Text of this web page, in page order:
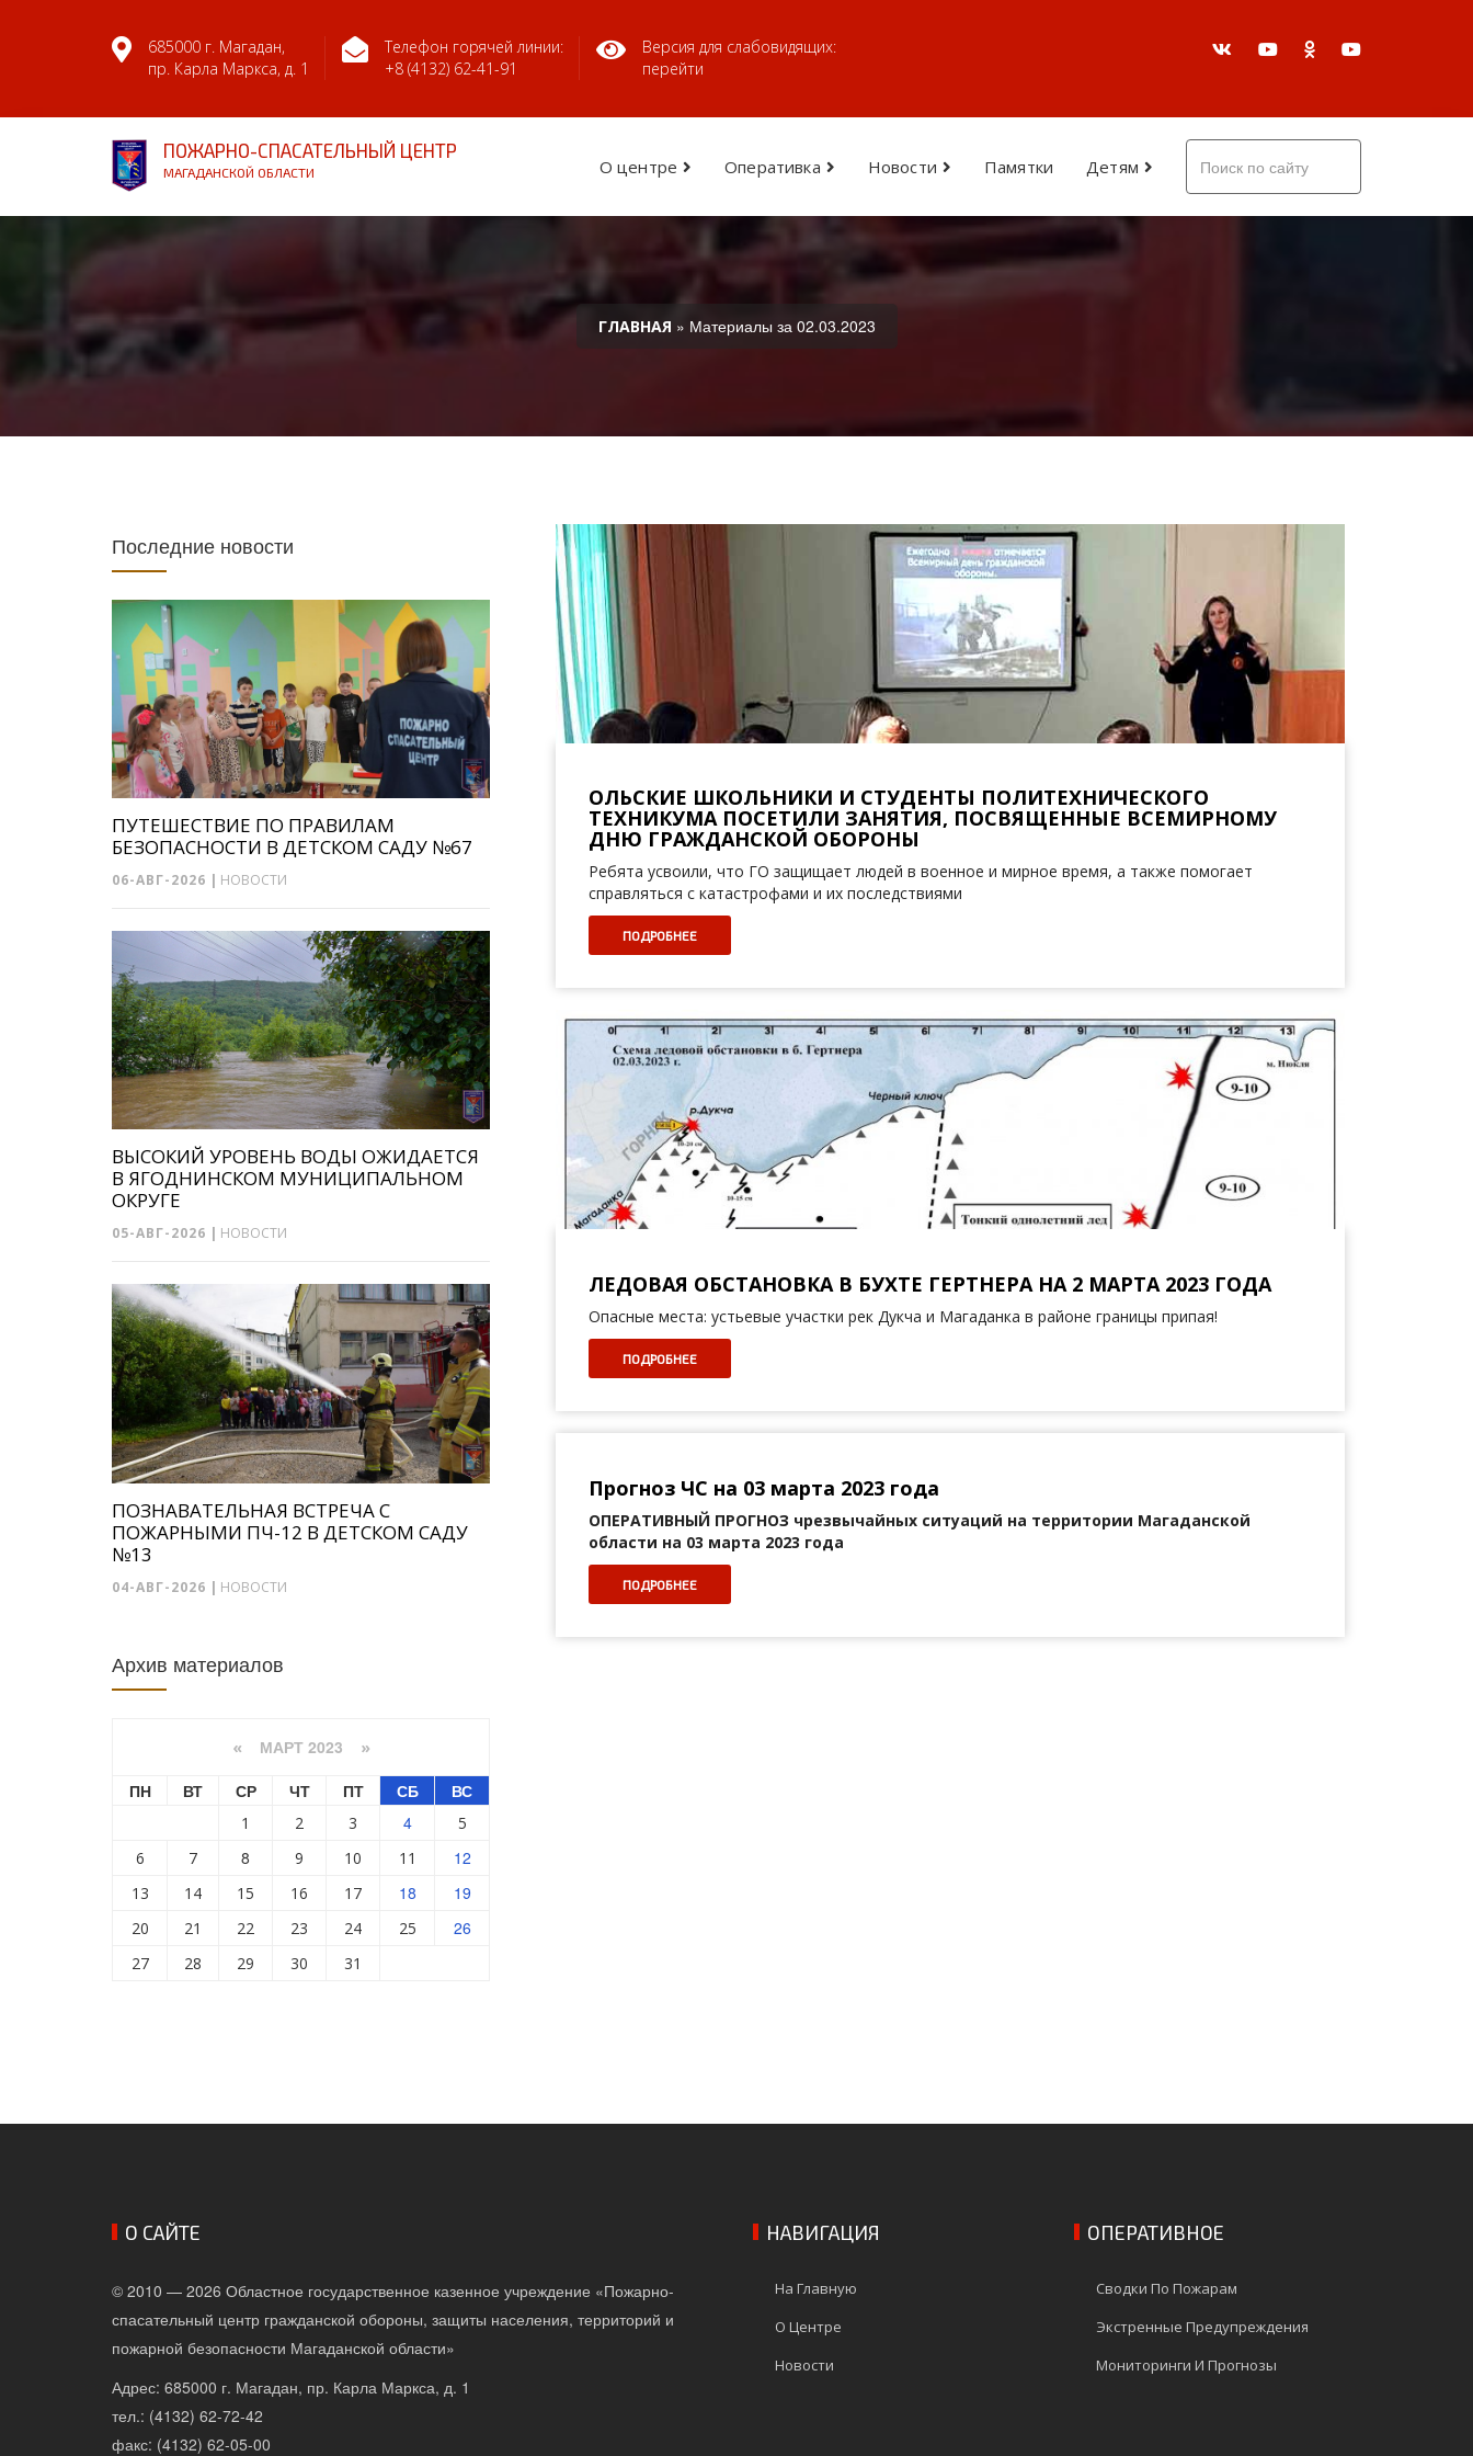
685000 г. Магадан,
пр. Карла Маркса, д. 1
Телефон горячей линии:
+8 (4132) 62-41-91
Версия для слабовидящих:
перейти
ПОЖАРНО-СПАСАТЕЛЬНЫЙ ЦЕНТР
МАГАДАНСКОЙ ОБЛАСТИ О центре Оперативка Новости Памятки Детям
ГЛАВНАЯ » Материалы за 02.03.2023
ОЛЬСКИЕ ШКОЛЬНИКИ И СТУДЕНТЫ ПОЛИТЕХНИЧЕСКОГО
ТЕХНИКУМА ПОСЕТИЛИ ЗАНЯТИЯ, ПОСВЯЩЕННЫЕ ВСЕМИРНОМУ
ДНЮ ГРАЖДАНСКОЙ ОБОРОНЫ
Ребята усвоили, что ГО защищает людей в военное и мирное время, а также помогает
справляться с катастрофами и их последствиями
ПОДРОБНЕЕ
ЛЕДОВАЯ ОБСТАНОВКА В БУХТЕ ГЕРТНЕРА НА 2 МАРТА 2023 ГОДА
Опасные места: устьевые участки рек Дукча и Магаданка в районе границы припая!
ПОДРОБНЕЕ
Прогноз ЧС на 03 марта 2023 года
ОПЕРАТИВНЫЙ ПРОГНОЗ чрезвычайных ситуаций на территории Магаданской
области на 03 марта 2023 года
ПОДРОБНЕЕ
Последние новости
ПУТЕШЕСТВИЕ ПО ПРАВИЛАМ
БЕЗОПАСНОСТИ В ДЕТСКОМ САДУ №67
06-АВГ-2026 | НОВОСТИ
ВЫСОКИЙ УРОВЕНЬ ВОДЫ ОЖИДАЕТСЯ
В ЯГОДНИНСКОМ МУНИЦИПАЛЬНОМ
ОКРУГЕ
05-АВГ-2026 НОВОСТИ
ПОЗНАВАТЕЛЬНАЯ ВСТРЕЧА С
ПОЖАРНЫМИ ПЧ-12 В ДЕТСКОМ САДУ
№13
04-АВГ-2026 | НОВОСТИ
Архив материалов
« МАРТ 2023 »
ПН ВТ СР ЧТ ПТ СБ ВС
1 2 3 4
5
6
7 8 9 10 11 12
13 14 15 16 17 18 19
20 21 22 23 24 25 26
27 28 29 30 31
О САЙТЕ
© 2010 — 2026 Областное государственное казенное учреждение «Пожарно-
спасательный центр гражданской обороны, защиты населения, территорий и
пожарной безопасности Магаданской области»
Адрес: 685000 г. Магадан, пр. Карла Маркса, д. 1
тел.: (4132) 62-72-42
факс: (4132) 62-05-00
НАВИГАЦИЯ
На Главную
О Центре
Новости
ОПЕРАТИВНОЕ
Сводки По Пожарам
Экстренные Предупреждения
Мониторинги И Прогнозы